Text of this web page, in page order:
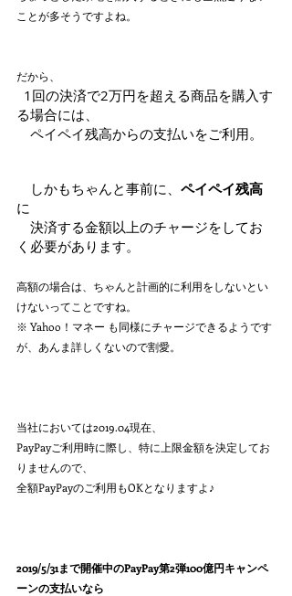
ことが多そうですよね。
だから、
る場合には、
ペイペイ残高からの支払いをご利用。
しかもちゃんと事前に、 ペイペイ残高
に
決済する金額以上のチャージをしてお
く必要があります。
高額の場合は、ちゃんと計画的に利用をしないとい
けないってことですね。
※ Yahoo！マネー も同様にチャージできるようです
が、あんま詳しくないので割愛。
当社においては2019.04現在、
PayPayご利用時に際し、特に上限金額を決定してお
りませんので、
全額PayPayのご利用もOKとなりますよ♪
2019/5/31まで開催中のPayPay第2弾100億円キャンペ
ーンの支払いなら